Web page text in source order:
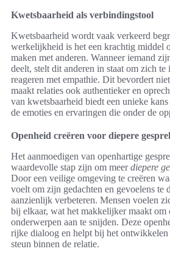
Kwetsbaarheid als verbindingstool
Kwetsbaarheid wordt vaak verkeerd
werkelijkheid is het een krachtig middel
maken met anderen. Wanneer iemand
deelt, stelt dit anderen in staat om zich te
reageren met empathie. Dit bevordert
maakt relaties ook authentieker en
van kwetsbaarheid biedt een unieke
de emoties en ervaringen die onder de
Openheid creëren voor diepere
Het aanmoedigen van openhartige
waardevolle stap zijn om meerdiepere
Door een veilige omgeving te creëren
voelt om zijn gedachten en gevoelens te
aanzienlijk verbeteren. Mensen voelen
bij elkaar, wat het makkelijker maakt om
onderwerpen aan te snijden. Deze
rijke dialoog en helpt bij het ontwikkelen
steun binnen de relatie.